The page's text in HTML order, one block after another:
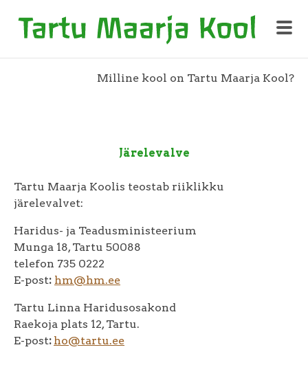
Milline kool on Tartu Maarja Kool?
Järelevalve
Tartu Maarja Koolis teostab riiklikku
järelevalvet:
Haridus- ja Teadusministeerium
Munga 18, Tartu 50088
telefon 735 0222
E-post: hm@hm.ee
Tartu Linna Haridusosakond
Raekoja plats 12, Tartu.
E-post: ho@tartu.ee